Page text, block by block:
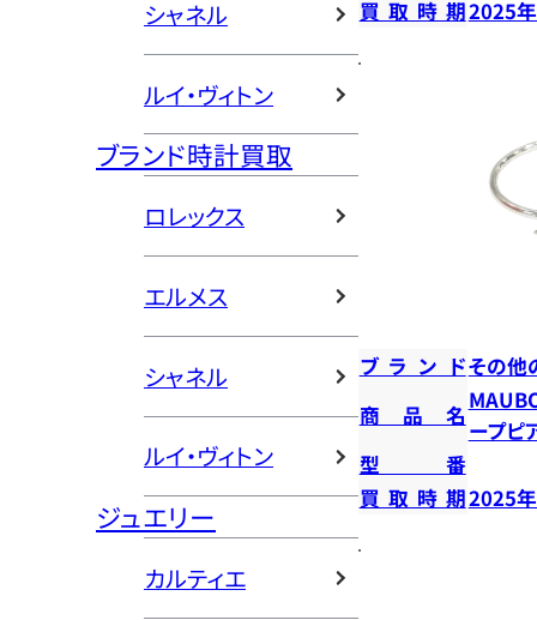
シャネル
ルイ・ヴィトン
ブランド時計買取
ロレックス
エルメス
シャネル
ルイ・ヴィトン
ジュエリー
カルティエ
買取時期2025
ブランドその他
商品名
ープピ
型番
買取時期2025